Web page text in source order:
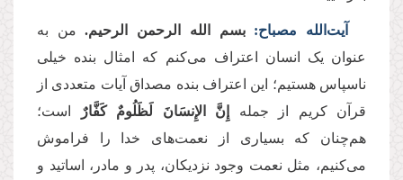
آیت‌الله مصباح:بسم الله الرحمن الرحیم. من به
عنوان یک انسان اعتراف می‌کنم که امثال بنده خیلی
ناسپاس هستیم؛ این اعتراف بنده مصداق آیات متعددی از
قرآن کریم از جمله
إِنَّ الإِنسَانَ لَظَلُومٌ كَفَّارٌ
است؛
هم‌چنان که بسیاری از نعمت‌های خدا را فراموش
می‌کنیم، مثل نعمت وجود نزدیکان، پدر و مادر، اساتید و